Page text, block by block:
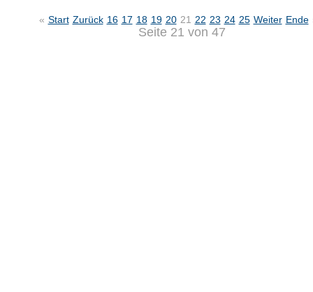
« Start Zurück 16 17 18 19 20 21 22 23 24 25 Weiter Ende
Seite 21 von 47